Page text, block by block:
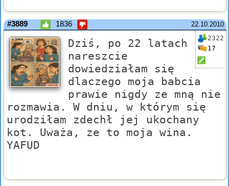
22.10.2010
#3889 1836
2322
17
Dziś, po 22 latach
nareszcie
dowiedziałam się
dlaczego moja babcia
prawie nigdy ze mną nie
rozmawia. W dniu, w którym się
urodziłam zdechł jej ukochany
kot. Uważa, ze to moja wina.
YAFUD